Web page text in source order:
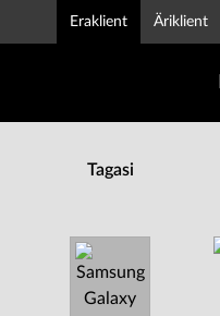
Eraklient Äriklient
Tagasi